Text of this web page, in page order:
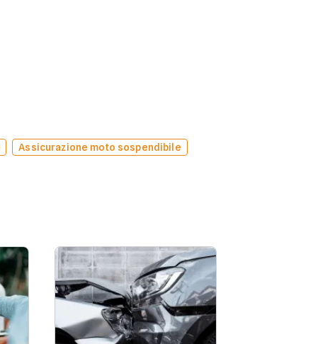
Assicurazione moto sospendibile